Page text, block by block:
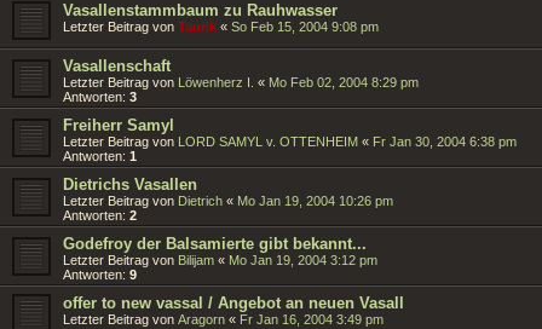
Vasallenstammbaum zu Rauhwasser
Letzter Beitrag von Taurik « So Feb 15, 2004 9:08 pm
Vasallenschaft
Letzter Beitrag von Löwenherz I. « Mo Feb 02, 2004 8:29 pm
Antworten: 3
Freiherr Samyl
Letzter Beitrag von LORD SAMYL v. OTTENHEIM « Fr Jan 30, 2004 6:38 pm
Antworten: 1
Dietrichs Vasallen
Letzter Beitrag von Dietrich « Mo Jan 19, 2004 10:26 pm
Antworten: 2
Godefroy der Balsamierte gibt bekannt...
Letzter Beitrag von Bilijam « Mo Jan 19, 2004 3:12 pm
Antworten: 9
offer to new vassal / Angebot an neuen Vasall
Letzter Beitrag von Aragorn « Fr Jan 16, 2004 3:49 pm